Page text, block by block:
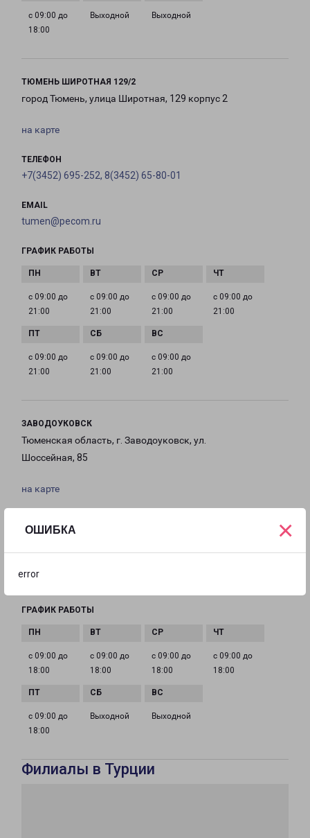
ОШИБКА
error
×
с 09:00 до
18:00
Выходной Выходной
ТЮМЕНЬ ШИРОТНАЯ 129/2
город Тюмень, улица Широтная, 129 корпус 2
на карте
ТЕЛЕФОН
+7(3452) 695-252, 8(3452) 65-80-01
EMAIL
tumen@pecom.ru
ГРАФИК РАБОТЫ
с 09:00 до
21:00
с 09:00 до
21:00
с 09:00 до
21:00
с 09:00 до
21:00
с 09:00 до
21:00
с 09:00 до
21:00
с 09:00 до
21:00
ЗАВОДОУКОВСК
Тюменская область, г. Заводоуковск, ул.
Шоссейная, 85
на карте
+7 (34542) 2-85-50
zavodoukovsk-fr@pecom.ru
ГРАФИК РАБОТЫ
с 09:00 до
18:00
с 09:00 до
18:00
с 09:00 до
18:00
с 09:00 до
18:00
с 09:00 до
18:00
Выходной Выходной
Филиалы в Турции